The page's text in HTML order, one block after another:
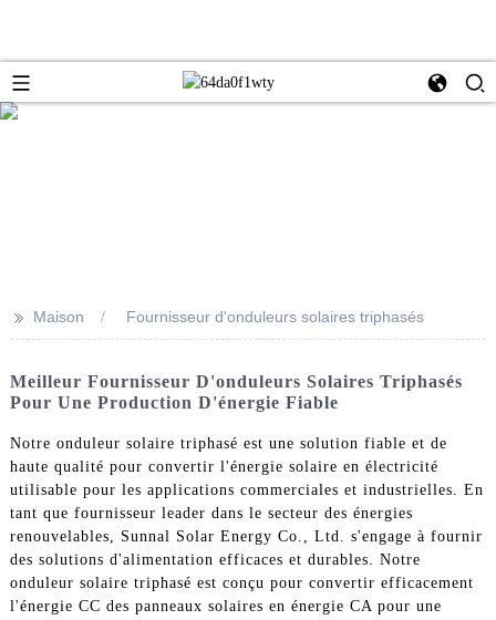
>> Maison Fournisseur d'onduleurs solaires triphasés
Meilleur Fournisseur D'onduleurs Solaires Triphasés
Pour Une Production D'énergie Fiable
Notre onduleur solaire triphasé est une solution fiable et de
haute qualité pour convertir l'énergie solaire en électricité
utilisable pour les applications commerciales et industrielles. En
tant que fournisseur leader dans le secteur des énergies
renouvelables, Sunnal Solar Energy Co., Ltd. s'engage à fournir
des solutions d'alimentation efficaces et durables. Notre
onduleur solaire triphasé est conçu pour convertir efficacement
l'énergie CC des panneaux solaires en énergie CA pour une